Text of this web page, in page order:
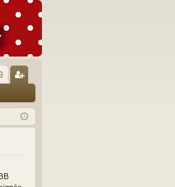
nr
eg